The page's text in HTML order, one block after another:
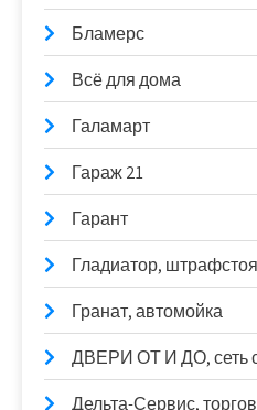
Бламерс
Всё для дома
Галамарт
Гараж 21
Гарант
Гладиатор,
Гранат, автомойка
ДВЕРИ ОТ И ДО, сеть
Дельта-Сервис,